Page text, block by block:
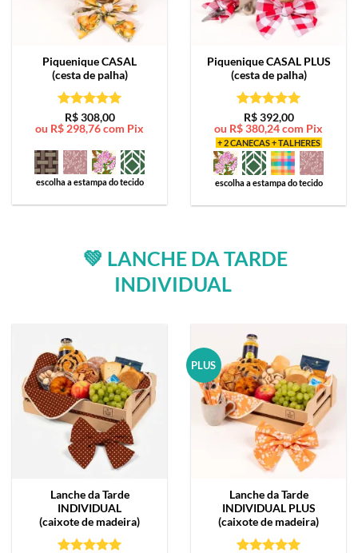
PiqueniqueCASAL
(cesta de palha)
Avaliação5
de 5
R$308,00
ou R$298,76com Pix
escolha a estampa do tecido
PiqueniqueCASAL PLUS
(cesta de palha)
Avaliação5
de 5
R$392,00
ou R$380,24com Pix
+ 2 CANECAS + TALHERES
escolha a estampa do tecido
💚 LANCHE DA TARDE
INDIVIDUAL
Lanche da Tarde
INDIVIDUAL
(caixote de madeira)
PLUS
Lanche da Tarde
INDIVIDUAL PLUS
(caixote de madeira)